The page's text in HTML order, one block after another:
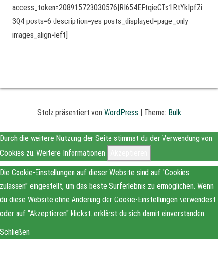
access_token=208915723030576|RI654EFtqieCTs1RtYkIpfZi
3Q4 posts=6 description=yes posts_displayed=page_only
images_align=left]
Stolz präsentiert von WordPress | Theme: Bulk
Durch die weitere Nutzung der Seite stimmst du der Verwendung von
Cookies zu. Weitere Informationen
Die Cookie-Einstellungen auf dieser Website sind auf "Cookies
zulassen" eingestellt, um das beste Surferlebnis zu ermöglichen. Wenn
du diese Website ohne Änderung der Cookie-Einstellungen verwendest
oder auf "Akzeptieren" klickst, erklärst du sich damit einverstanden.
Schließen